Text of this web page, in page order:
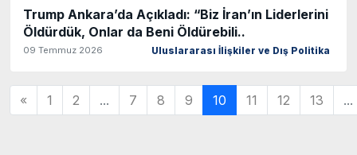
Trump Ankara’da Açıkladı: “Biz İran’ın Liderlerini
Öldürdük, Onlar da Beni Öldürebili..
09 Temmuz 2026 Uluslararası İlişkiler ve Dış Politika
« 1 2 ... 7 8 9 10 11 12 13 ...